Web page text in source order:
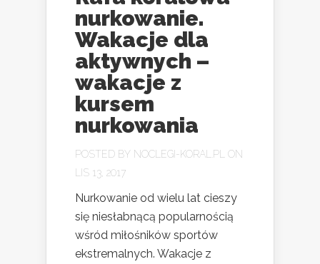
nurkowanie.
Wakacje dla
aktywnych –
wakacje z
kursem
nurkowania
POSTED BY NOCLEGI-KORAL.PL
ON
LIS 13, 2017
Nurkowanie od wielu lat cieszy
się niesłabnącą popularnością
wśród miłośników sportów
ekstremalnych. Wakacje z